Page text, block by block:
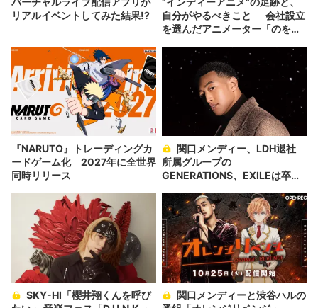
リアルイベントしてみた結果!?
自分がやるべきこと──会社設立
を選んだアニメーター「のを
『NARUTO』トレーディングカ
ードゲーム化 2027年に全世界
同時リリース
所属グループの
GENERATIONS、EXILEは卒業